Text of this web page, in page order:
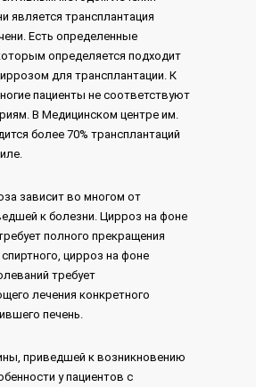
является трансплантация
Есть определенные
определяется подходит
для трансплантации. К
пациенты не соответствуют
В Медицинском центре им.
более 70% трансплантаций
зависит во многом от
к болезни. Цирроз на фоне
полного прекращения
цирроз на фоне
требует
лечения конкретного
печень.
приведшей к возникновению
у пациентов с